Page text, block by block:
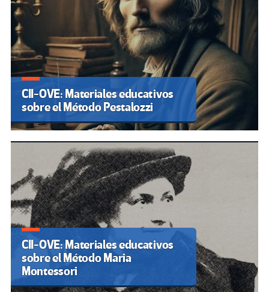
CII-OVE: Materiales educativos
sobre el Método Pestalozzi
CII-OVE: Materiales educativos
sobre el Método Maria
Montessori